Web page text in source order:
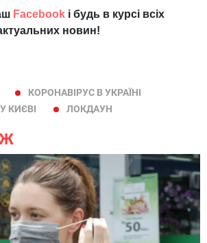
Facebook і будь в курсі всіх
новин!
КОРОНАВІРУС В УКРАЇНІ
КИЄВІ
ЛОКДАУН